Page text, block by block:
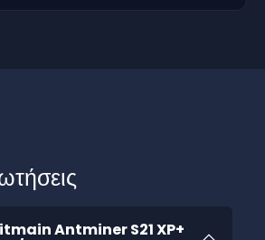
Antminer S21 XP+